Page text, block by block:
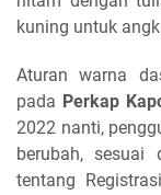
kuning untuk
Aturan warna
pada Perkap
2022 nanti,
berubah, sesuai
tentang